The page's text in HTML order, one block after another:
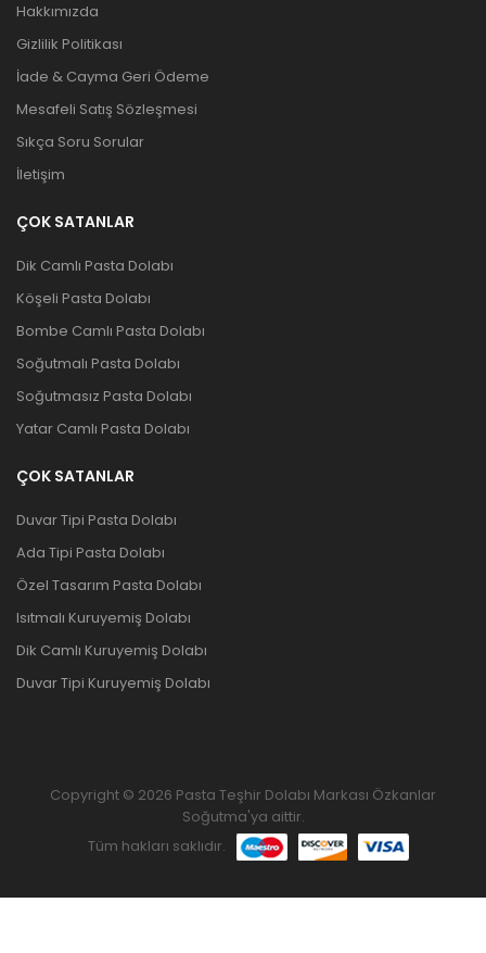
Hakkımızda
Gizlilik Politikası
İade & Cayma Geri Ödeme
Mesafeli Satış Sözleşmesi
Sıkça Soru Sorular
İletişim
ÇOK SATANLAR
Dik Camlı Pasta Dolabı
Köşeli Pasta Dolabı
Bombe Camlı Pasta Dolabı
Soğutmalı Pasta Dolabı
Soğutmasız Pasta Dolabı
Yatar Camlı Pasta Dolabı
ÇOK SATANLAR
Duvar Tipi Pasta Dolabı
Ada Tipi Pasta Dolabı
Özel Tasarım Pasta Dolabı
Isıtmalı Kuruyemiş Dolabı
Dik Camlı Kuruyemiş Dolabı
Duvar Tipi Kuruyemiş Dolabı
Copyright © 2026 Pasta Teşhir Dolabı Markası Özkanlar
Soğutma'ya aittir.
Tüm hakları saklıdır.